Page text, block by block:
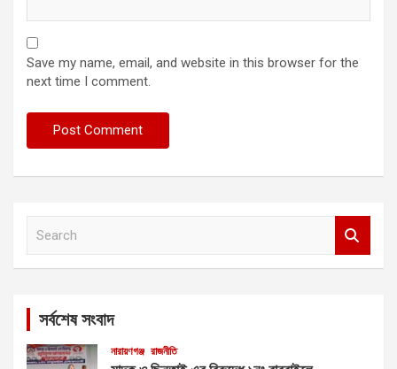
Save my name, email, and website in this browser for the
next time I comment.
সর্বশেষ সংবাদ
নারায়ণগঞ্জ রাজনীতি